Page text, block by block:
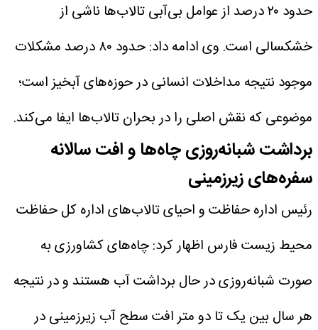
حدود ۲۰ درصد از عوامل بی‌آبی تالاب‌ها ناشی از
خشکسالی است.
وی ادامه داد: حدود ۸۰ درصد مشکلات
موجود نتیجه مداخلات انسانی در حوزه‌های آبخیز است؛
موضوعی که نقش اصلی را در بحران تالاب‌ها ایفا می‌کند.
برداشت شبانه‌روزی چاه‌ها و افت سالانه
سفره‌های زیرزمینی
رئیس اداره حفاظت و احیای تالاب‌های اداره کل حفاظت
محیط زیست فارس اظهار کرد: چاه‌های کشاورزی به
صورت شبانه‌روزی در حال برداشت آب هستند و در نتیجه
هر سال بین یک تا دو متر افت سطح آب زیرزمینی در